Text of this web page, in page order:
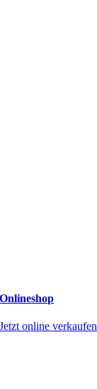
Onlineshop
Jetzt online verkaufen